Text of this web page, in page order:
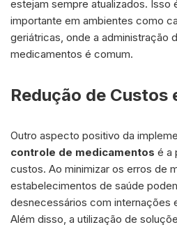
estejam sempre atualizados. Isso
importante em ambientes como
geriátricas, onde a administração
medicamentos é comum.
Redução de Custos
Outro aspecto positivo da
controle de medicamentos é a
custos. Ao minimizar os erros de
estabelecimentos de saúde
desnecessários com internações
Além disso, a utilização de